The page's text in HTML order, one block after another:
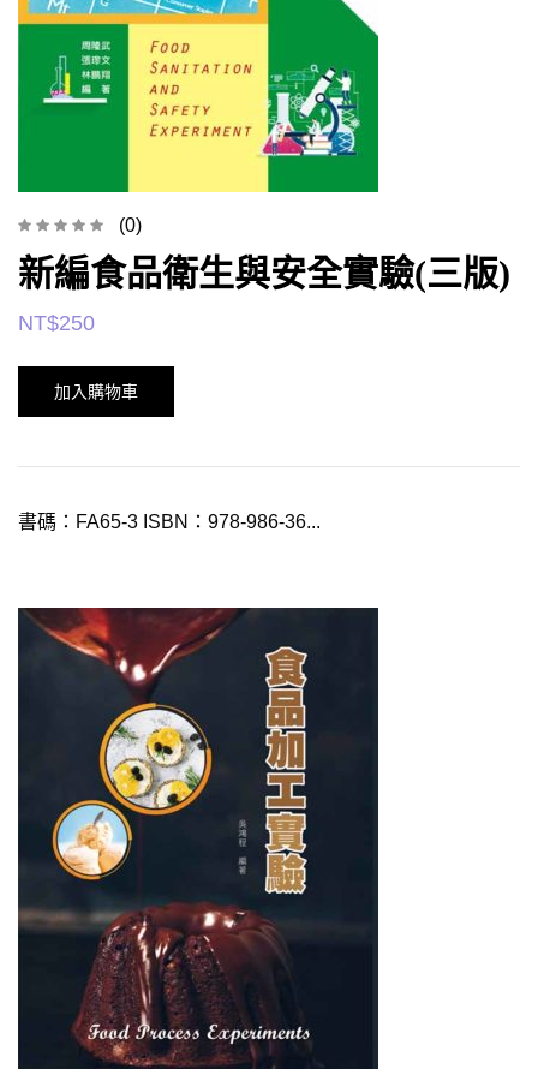
(0)
新編食品衛生與安全實驗(三版)
NT$250
加入購物車
書碼：FA65-3 ISBN：978-986-36...